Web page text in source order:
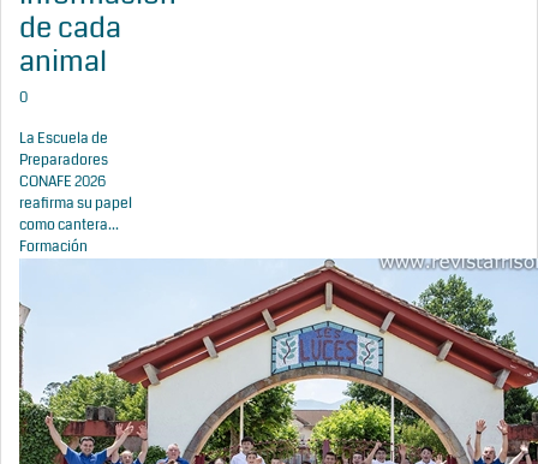
de cada
animal
0
La Escuela de
Preparadores
CONAFE 2026
reafirma su papel
como cantera...
Formación